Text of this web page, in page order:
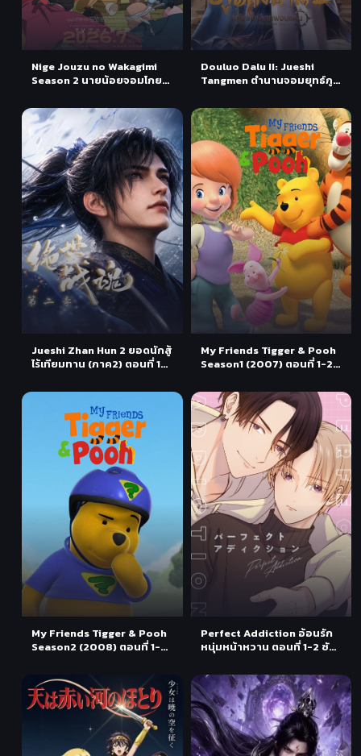
Nige Jouzu no Wakagimi
Season 2 นายน้อยจอมโกย
(ภาค2) ตอนที่ 1 ซับไทย
Douluo Dalu II: Jueshi
Tangmen ตำนานจอมยุทธ์ภูต
แดน ตอนที่ 1-60 ซับไทย
Jueshi Zhan Hun 2 ยอดนักสู้
ไร้เทียมทาน (ภาค2) ตอนที่ 1-
My Friends Tigger & Pooh
Season1 (2007) ตอนที่ 1-26
My Friends Tigger & Pooh
Season2 (2008) ตอนที่ 1-
Perfect Addiction อ้อนรัก
หนุ่มหน้าหวาน ตอนที่ 1-2 ซับ